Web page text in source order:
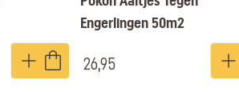
Engerlingen 50m2
26,95